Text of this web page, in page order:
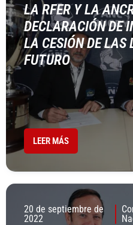
LA RFER Y LA
DECLARACIÓN DE
LA CESIÓN DE LAS
FUTURO
LEER MÁS
20 de septiembre de
2022